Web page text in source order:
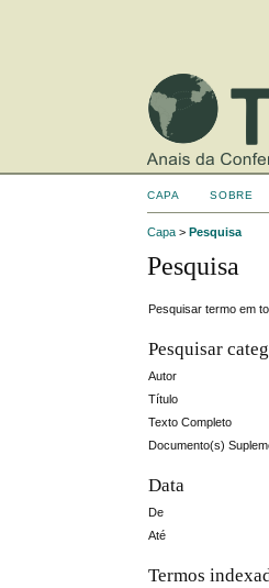
CAPA SOBRE
Capa >Pesquisa
Pesquisa
Pesquisar termo em
Pesquisar
Autor
Título
Texto Completo
Documento(s)
Data
De
Até
Termos